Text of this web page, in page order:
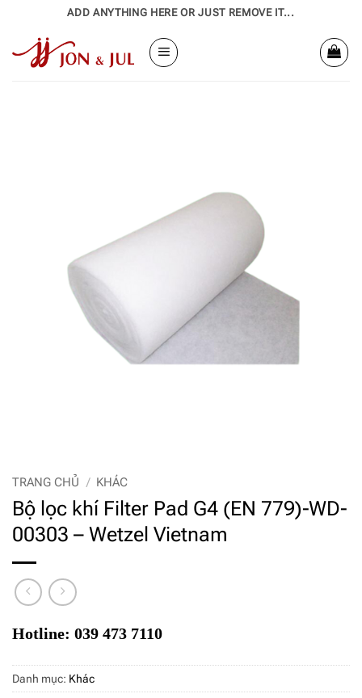
nội
ADD ANYTHING HERE OR JUST REMOVE IT...
TRANG CHỦ / KHÁC
Bộ lọc khí Filter Pad G4 (EN 779)-WD-
00303 – Wetzel Vietnam
Hotline: 039 473 7110
Danh mục: Khác